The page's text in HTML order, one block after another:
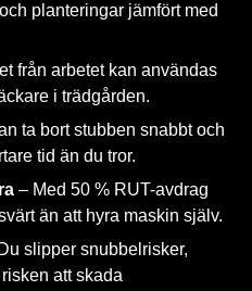
planteringar jämfört med
från arbetet kan användas
i trädgården.
ta bort stubben snabbt och
tid än du tror.
– Med 50 % RUT-avdrag
än att hyra maskin själv.
slipper snubbelrisker,
att skada